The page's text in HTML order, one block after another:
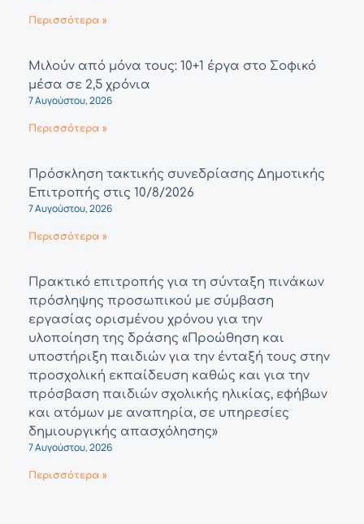
Περισσότερα »
Μιλούν από μόνα τους: 10+1 έργα στο Σοφικό
μέσα σε 2,5 χρόνια
7 Αυγούστου, 2026
Περισσότερα »
Πρόσκληση τακτικής συνεδρίασης Δημοτικής
Επιτροπής στις 10/8/2026
7 Αυγούστου, 2026
Περισσότερα »
Πρακτικό επιτροπής για τη σύνταξη πινάκων
πρόσληψης προσωπικού με σύμβαση
εργασίας ορισμένου χρόνου για την
υλοποίηση της δράσης «Προώθηση και
υποστήριξη παιδιών για την ένταξή τους στην
προσχολική εκπαίδευση καθώς και για την
πρόσβαση παιδιών σχολικής ηλικίας, εφήβων
και ατόμων με αναπηρία, σε υπηρεσίες
δημιουργικής απασχόλησης»
7 Αυγούστου, 2026
Περισσότερα »